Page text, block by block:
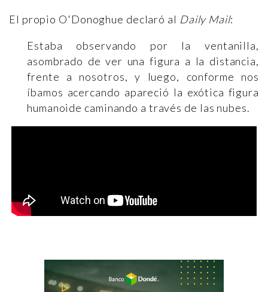
El propio O'Donoghue declaró al Daily Mail:
Estaba observando por la ventanilla,
asombrado de ver una figura a la distancia,
frente a nosotros, y luego, conforme nos
íbamos acercando apareció la exótica figura
humanoide caminando a través de las nubes.